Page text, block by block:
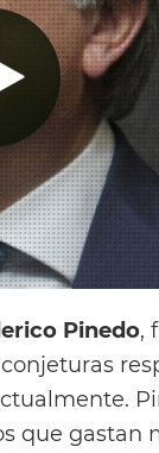
Pinedo,
que gastan